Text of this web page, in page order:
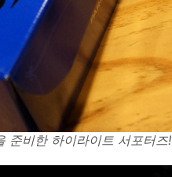
준비한 하이라이트 서포터즈!